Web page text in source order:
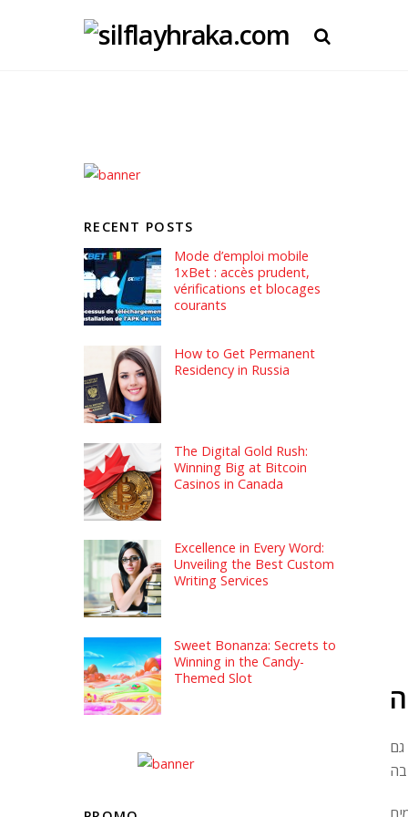
RECENT POSTS
Mode d’emploi mobile
1xBet : accès prudent,
vérifications et blocages
courants
How to Get Permanent
Residency in Russia
The Digital Gold Rush:
Winning Big at Bitcoin
Casinos in Canada
Excellence in Every Word:
Unveiling the Best Custom
Writing Services
Sweet Bonanza: Secrets to
Winning in the Candy-
Themed Slot